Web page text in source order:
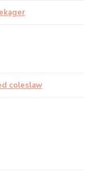
coleslaw